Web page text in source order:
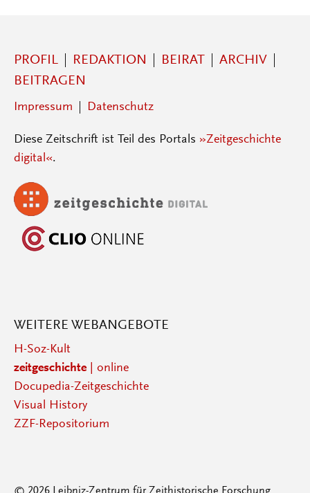
PROFIL REDAKTION BEIRAT
ARCHIV
BEITRAGEN
Impressum Datenschutz
Diese Zeitschrift ist Teil des Portals »Zeitgeschichte
digital«.
WEITERE WEBANGEBOTE
H-Soz-Kult
zeitgeschichte| online
Docupedia-Zeitgeschichte
Visual History
ZZF-Repositorium